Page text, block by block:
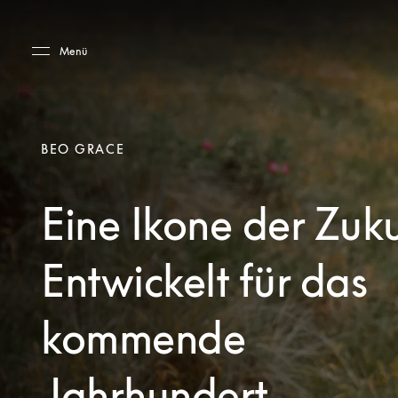
Menü
BEO GRACE
Eine Ikone der
Entwickelt für das
kommende